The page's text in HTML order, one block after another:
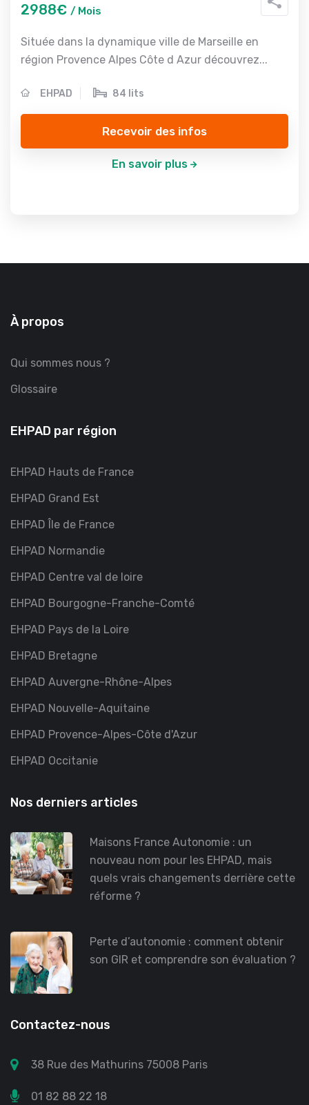
2988€ / Mois
Située dans la dynamique ville de Marseille en
région Provence Alpes Côte d Azur découvrez...
EHPAD 84 lits
Recevoir des infos
En savoir plus
À propos
Qui sommes nous ?
Glossaire
EHPAD par région
EHPAD Hauts de France
EHPAD Grand Est
EHPAD Île de France
EHPAD Normandie
EHPAD Centre val de loire
EHPAD Bourgogne-Franche-Comté
EHPAD Pays de la Loire
EHPAD Bretagne
EHPAD Auvergne-Rhône-Alpes
EHPAD Nouvelle-Aquitaine
EHPAD Provence-Alpes-Côte d'Azur
EHPAD Occitanie
Nos derniers articles
Maisons France Autonomie : un
nouveau nom pour les EHPAD, mais
quels vrais changements derrière cette
réforme ?
Perte d’autonomie : comment obtenir
son GIR et comprendre son évaluation ?
Contactez-nous
38 Rue des Mathurins 75008 Paris
01 82 88 22 18